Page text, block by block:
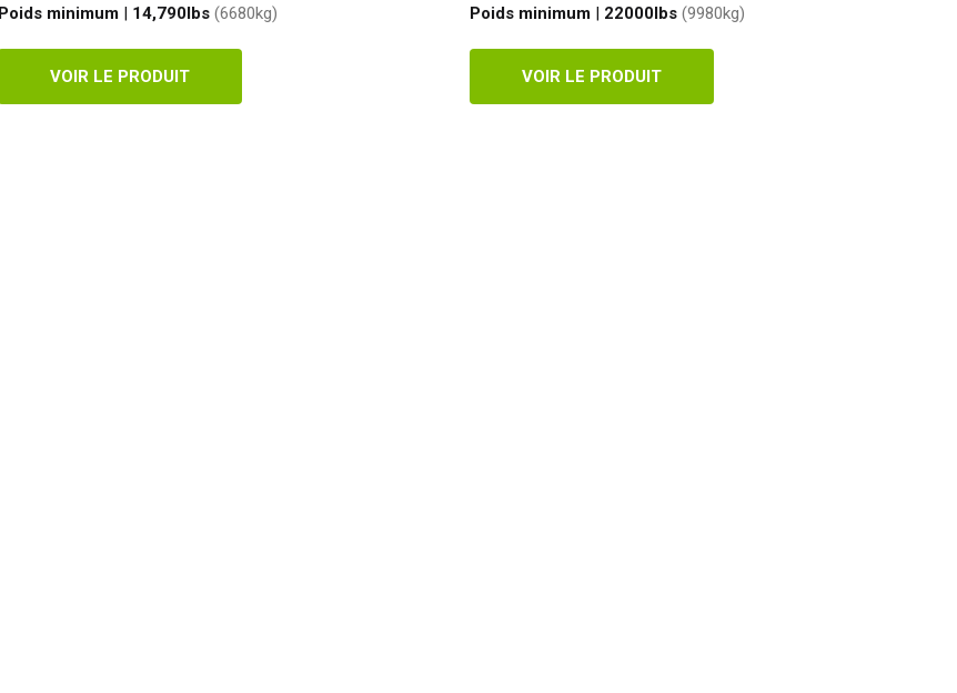
Poids minimum| 14,790lbs (6680kg)
VOIR LE PRODUIT
Poids minimum| 22000lbs (9980kg)
VOIR LE PRODUIT